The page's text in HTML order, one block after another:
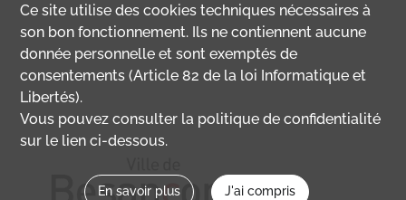
Ce site utilise descookies techniques nécessaires à
son bon fonctionnement. Ils ne contiennent aucune
donnée personnelle et sont exemptés de
consentements (Article 82 de la loi Informatique et
Libertés).
Vous pouvez consulter la politique de confidentialité
sur le lien ci-dessous.
En savoir plus J'ai compris